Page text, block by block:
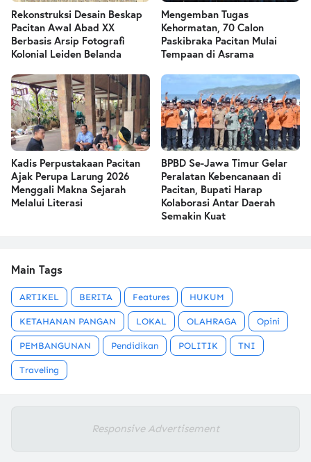
Rekonstruksi Desain Beskap
Pacitan Awal Abad XX
Berbasis Arsip Fotografi
Kolonial Leiden Belanda
Mengemban Tugas
Kehormatan, 70 Calon
Paskibraka Pacitan Mulai
Tempaan di Asrama
Kadis Perpustakaan Pacitan
Ajak Perupa Larung 2026
Menggali Makna Sejarah
Melalui Literasi
BPBD Se-Jawa Timur Gelar
Peralatan Kebencanaan di
Pacitan, Bupati Harap
Kolaborasi Antar Daerah
Semakin Kuat
Main Tags
ARTIKEL BERITA Features HUKUM
KETAHANAN PANGAN LOKAL OLAHRAGA Opini
PEMBANGUNAN Pendidikan POLITIK TNI
Traveling
Responsive Advertisement